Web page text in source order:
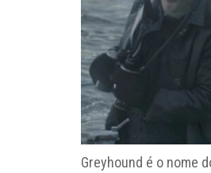
Greyhound é o nome